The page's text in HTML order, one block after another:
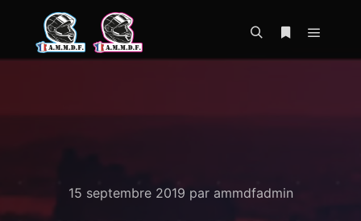
15 septembre 2019 par ammdfadmin